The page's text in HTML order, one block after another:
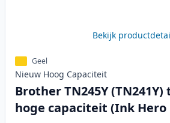
Bekijk
Geel
Nieuw Hoog Capaciteit
Brother TN245Y
hoge capaciteit (Ink